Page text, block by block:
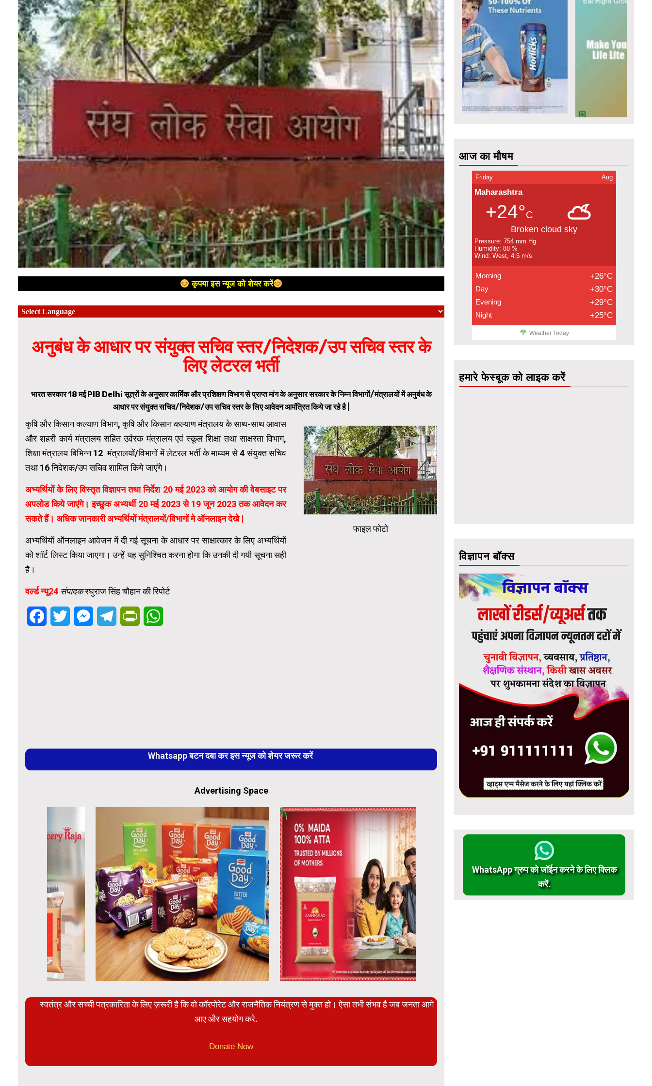
कृपया इस न्यूज को शेयर करें
अनुबंध के आधार पर संयुक्त सचिव स्तर/निदेशक/उप सचिव स्तर के
लिए लेटरल भर्ती
भारत सरकार 18 मई PIB Delhi सूत्रों के अनुसार कार्मिक और प्रशिक्षण विभाग से प्राप्त मांग के अनुसार सरकार के निम्न विभागों/मंत्रालयों में अनुबंध के
आधार पर संयुक्त सचिव/निदेशक/उप सचिव स्तर के लिए आवेदन आमंत्रित किये जा रहे है |
फाइल फोटो
कृषि और किसान कल्याण विभाग, कृषि और किसान कल्याण मंत्रालय के साथ-साथ आवास
और शहरी कार्य मंत्रालय सहित उर्वरक मंत्रालय एवं स्कूल शिक्षा तथा साक्षरता विभाग,
शिक्षा मंत्रालय बिभिन्न 12 मंत्रालयों/विभागों में लेटरल भर्ती के माध्यम से 4 संयुक्त सचिव
तथा 16 निदेशक/उप सचिव शामिल किये जाएंगे।
अभ्यर्थियों के लिए विस्तृत विज्ञापन तथा निर्देश 20 मई 2023 को आयोग की वेबसाइट पर
अपलोड किये जाएंगे। इच्छुक अभ्यर्थी 20 मई 2023 से 19 जून 2023 तक आवेदन कर
सकते हैं। अधिक जानकारी अभ्यर्थियों मंत्रालयों/विभागों मे ऑनलाइन देखे |
अभ्यर्थियों ऑनलाइन आवेजन में दी गई सूचना के आधार पर साक्षात्कार के लिए अभ्यर्थियों
को शॉर्ट लिस्ट किया जाएगा। उन्हें यह सुनिश्चित करना होगा कि उनकी दी गयी सूचना सही
है।
वर्ल्ड न्यू24 संपादकरघुराज सिंह चौहान की रिपोर्ट
FacebookTwitter MessengerTelegramPrintFriendly
Whatsapp बटन दबा कर इस न्यूज को शेयर जरूर करें
Advertising Space
स्वतंत्र और सच्ची पत्रकारिता के लिए ज़रूरी है कि वो कॉरपोरेट और राजनैतिक नियंत्रण से मुक्त हो। ऐसा तभी संभव है जब जनता आगे
आए और सहयोग करे.
Donate Now
आज का मौषम
Friday Aug
Maharashtra
+24°C
Broken cloud sky
Pressure: 754 mm Hg
Humidity: 88 %
Wind: West, 4.5 m/s
Morning +26°C
Day +30°C
Evening +29°C
Night +25°C
Weather Today
हमारे फेस्बूक को लाइक करें
विज्ञापन बॉक्स
WhatsApp ग्रुप को जॉईन करने के लिए क्लिक
करें.